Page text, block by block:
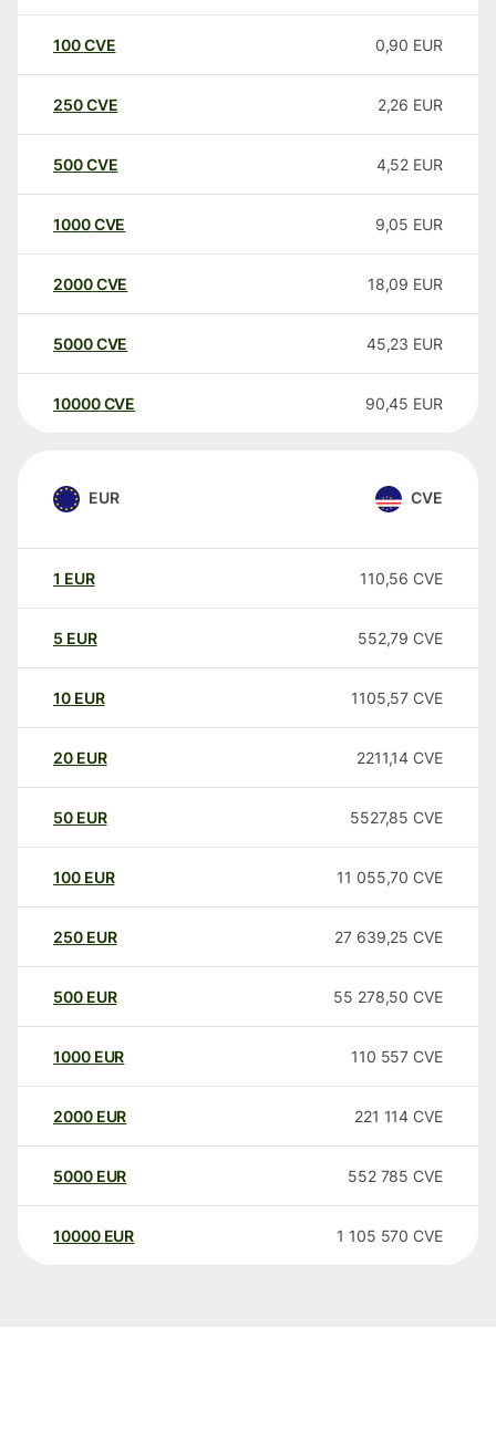
100CVE 0,90 EUR
250CVE 2,26 EUR
500CVE 4,52 EUR
1000CVE 9,05 EUR
2000CVE 18,09 EUR
5000CVE 45,23 EUR
10000 CVE 90,45 EUR
EUR CVE
1 EUR 110,56 CVE
5 EUR 552,79 CVE
10 EUR 1105,57 CVE
20 EUR 2211,14 CVE
50 EUR 5527,85 CVE
100 EUR 11 055,70 CVE
250 EUR 27 639,25 CVE
500 EUR 55 278,50 CVE
1000 EUR 110 557 CVE
2000 EUR 221 114 CVE
5000 EUR 552 785 CVE
10000 EUR 1 105 570 CVE